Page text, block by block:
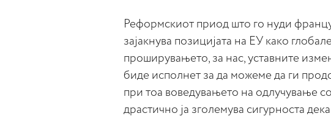
Реформскиот приод што го нуди
зајакнува позицијата на ЕУ како
проширувањето, за нас, уставните
биде исполнет за да можеме да ги
при тоа воведувањето на одлучување
драстично ја зголемува сигурноста